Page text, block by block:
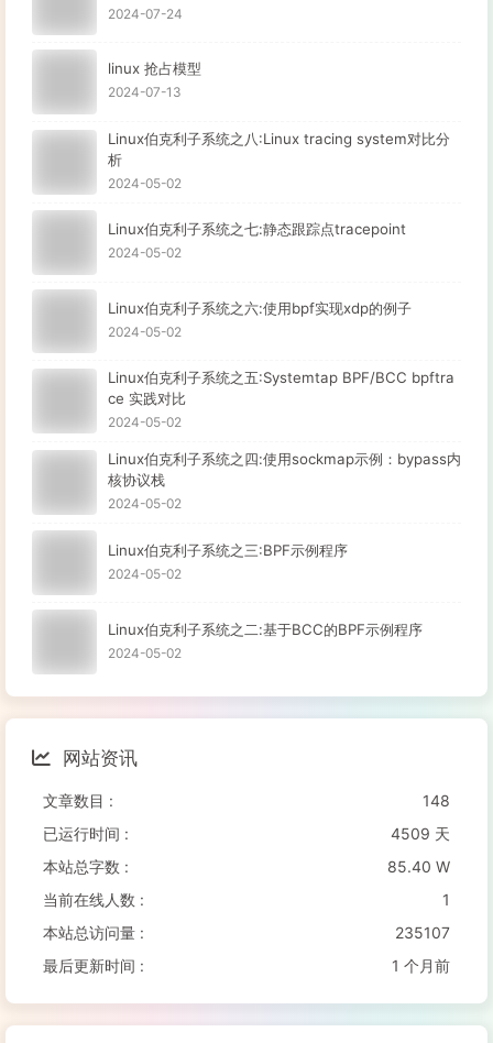
2024-07-24
linux 抢占模型
2024-07-13
Linux伯克利子系统之八:Linux tracing system对比分
析
2024-05-02
Linux伯克利子系统之七:静态跟踪点tracepoint
2024-05-02
Linux伯克利子系统之六:使用bpf实现xdp的例子
2024-05-02
Linux伯克利子系统之五:Systemtap BPF/BCC bpftra
ce 实践对比
2024-05-02
Linux伯克利子系统之四:使用sockmap示例：bypass内
核协议栈
2024-05-02
Linux伯克利子系统之三:BPF示例程序
2024-05-02
Linux伯克利子系统之二:基于BCC的BPF示例程序
2024-05-02
网站资讯
文章数目 :
148
已运行时间 :
4509 天
本站总字数 :
85.40 W
当前在线人数 :
1
本站总访问量 :
235107
最后更新时间 :
1 个月前